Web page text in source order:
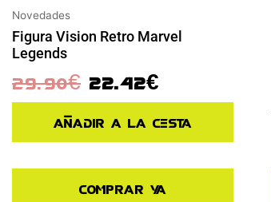
Novedades
Figura Vision Retro Marvel
Legends
29.90€ 22.42€
Añadir a la cesta
Comprar ya